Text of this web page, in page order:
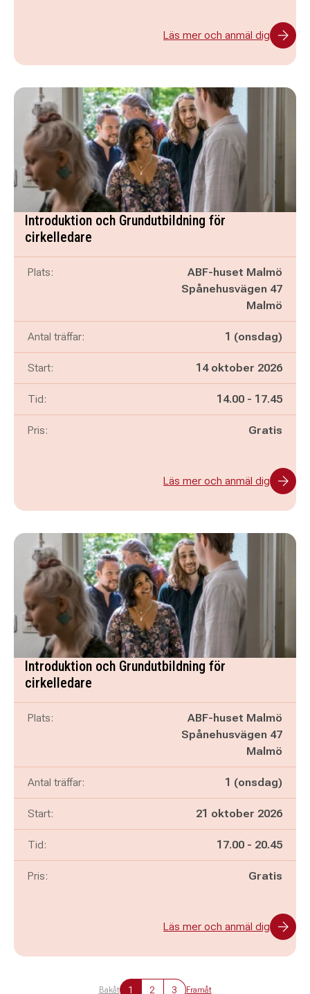
Läs mer och anmäl dig
Introduktion och Grundutbildning för
cirkelledare
Plats:
ABF-huset Malmö
Spånehusvägen 47
Malmö
Antal träffar: 1 (onsdag)
Start: 14 oktober 2026
Tid: Pågår mellan
14.00 - och
17.45
Pris: Gratis
Läs mer och anmäl dig
Introduktion och Grundutbildning för
cirkelledare
Plats:
ABF-huset Malmö
Spånehusvägen 47
Malmö
Antal träffar: 1 (onsdag)
Start: 21 oktober 2026
Tid: Pågår mellan
17.00 - och
20.45
Pris: Gratis
Läs mer och anmäl dig
Bakåt 1 2 3 Framåt